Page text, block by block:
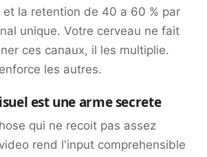
et la retention de 40 a 60 % par
unique. Votre cerveau ne fait
ces canaux, il les multiplie.
les autres.
est une arme secrete
qui ne recoit pas assez
rend l'input comprehensible